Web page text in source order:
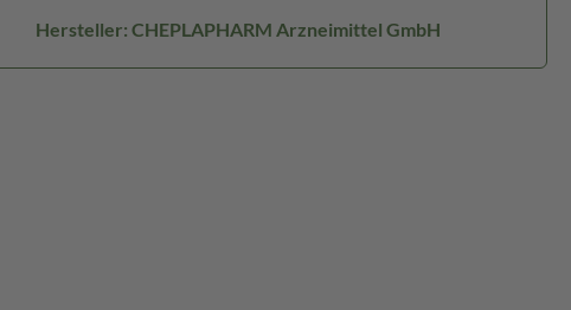
Hersteller: CHEPLAPHARM Arzneimittel GmbH